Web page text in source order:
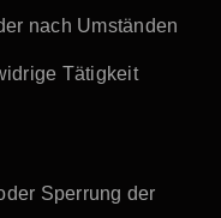
nach Umständen
Tätigkeit
Sperrung der